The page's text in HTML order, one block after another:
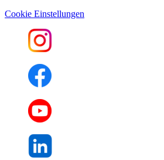
Cookie Einstellungen